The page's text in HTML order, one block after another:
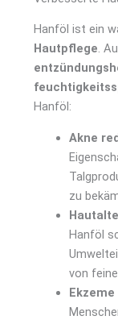
Hanföl ist ein
Hautpflege.
Hanföl:
Akne
zu
Hanföl
von